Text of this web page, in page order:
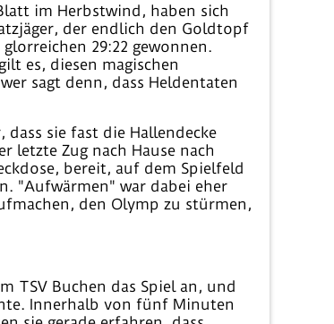
im Herbstwind, haben sich
der endlich den Goldtopf
29:22 gewonnen.
es, diesen magischen
sagt denn, dass Heldentaten
sie fast die Hallendecke
letzte Zug nach Hause nach
bereit, auf dem Spielfeld
"Aufwärmen" war dabei eher
den Olymp zu stürmen,
TSV Buchen das Spiel an, und
Innerhalb von fünf Minuten